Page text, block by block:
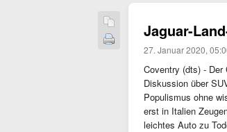
Jaguar-
27. Januar 2020,
Coventry (dts) -
Diskussion über
Populismus ohne
erst in Italien
leichtes Auto zu